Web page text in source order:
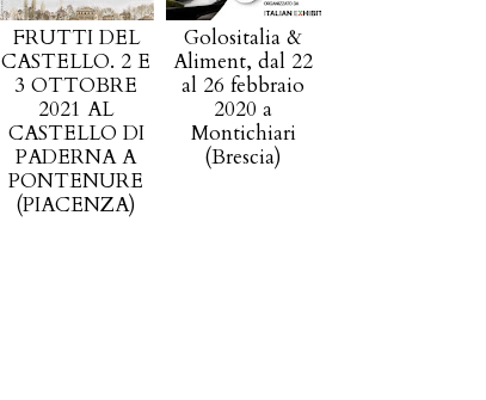
FRUTTI DEL
CASTELLO. 2 E
3 OTTOBRE
2021 AL
CASTELLO DI
PADERNA A
PONTENURE
(PIACENZA)
Golositalia &
Aliment, dal 22
al 26 febbraio
2020 a
Montichiari
(Brescia)